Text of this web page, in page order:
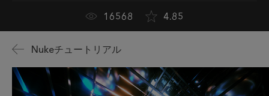
16568 4.85
Nukeチュートリアル